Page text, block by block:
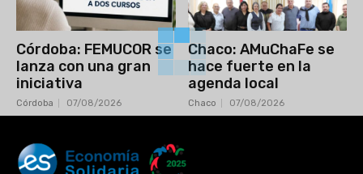
Córdoba: FEMUCOR se
lanza con una gran
iniciativa
Córdoba 07/08/2026
Chaco: AMuChaFe se
hace fuerte en la
agenda local
Chaco 07/08/2026